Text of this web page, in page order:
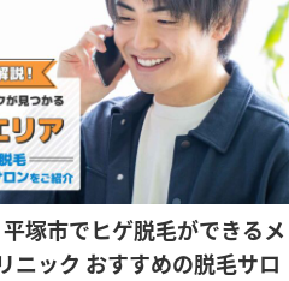
塚市でヒゲ脱毛ができるメ
ニック おすすめの脱毛サロ